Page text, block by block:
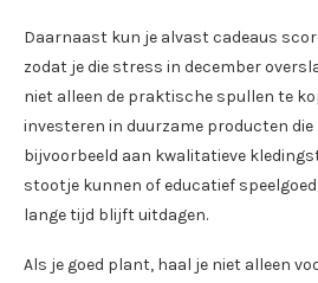
Daarnaast kun je alvast cadeaus
zodat je die stress in december
niet alleen de praktische spullen te
investeren in duurzame producten die
bijvoorbeeld aan kwalitatieve
stootje kunnen of educatief
lange tijd blijft uitdagen.
Als je goed plant, haal je niet alleen